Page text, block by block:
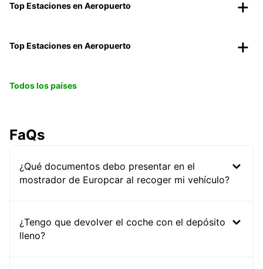
Top Estaciones en Aeropuerto
Top Estaciones en Aeropuerto
Todos los países
FaQs
¿Qué documentos debo presentar en el
mostrador de Europcar al recoger mi vehículo?
¿Tengo que devolver el coche con el depósito
lleno?